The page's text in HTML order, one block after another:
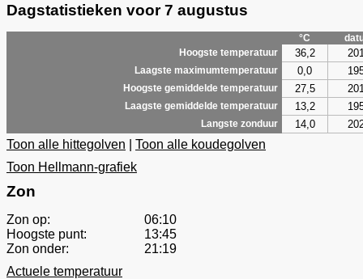
Dagstatistieken voor 7 augustus
°C
Hoogste temperatuur
36,2
Laagste maximumtemperatuur 0,0
Hoogste gemiddelde temperatuur 27,5
Laagste gemiddelde temperatuur 13,2
Langste zonduur 14,0
Toon alle hittegolven
Toon alle koudegolven
Toon Hellmann-grafiek
Zon
Zon op:
06:10
Hoogste punt:
13:45
Zon onder:
21:19
Actuele temperatuur